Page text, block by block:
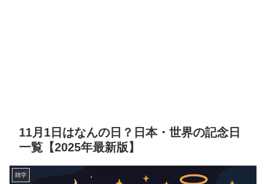
11月1日はなんの日？日本・世界の記念日
一覧【2025年最新版】
雑学